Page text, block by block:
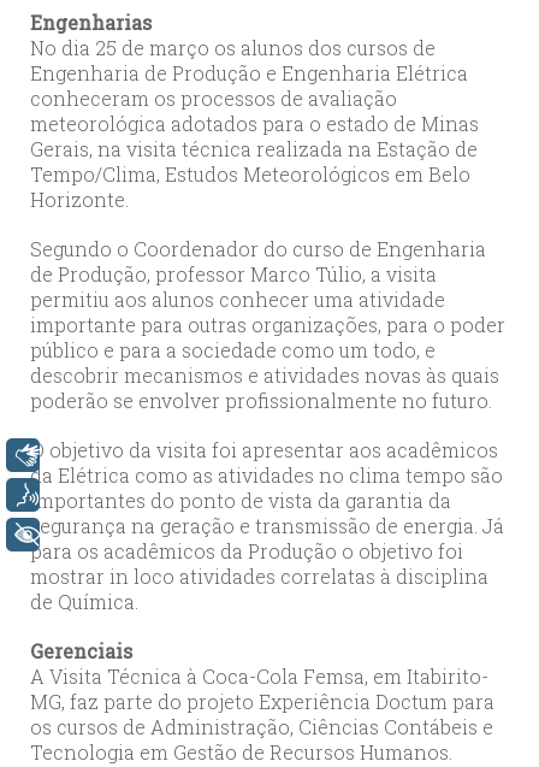
Engenharias
No dia 25 de março os alunos dos cursos de
Engenharia de Produção e Engenharia Elétrica
conheceram os processos de avaliação
meteorológica adotados para o estado de Minas
Gerais, na visita técnica realizada na Estação de
Tempo/Clima, Estudos Meteorológicos em Belo
Horizonte.
Segundo o Coordenador do curso de Engenharia
de Produção, professor Marco Túlio, a visita
permitiu aos alunos conhecer uma atividade
importante para outras organizações, para o poder
público e para a sociedade como um todo, e
descobrir mecanismos e atividades novas às quais
poderão se envolver profissionalmente no futuro.
O objetivo da visita foi apresentar aos acadêmicos
da Elétrica como as atividades no clima tempo são
importantes do ponto de vista da garantia da
segurança na geração e transmissão de energia. Já
para os acadêmicos da Produção o objetivo foi
mostrar in loco atividades correlatas à disciplina
de Química.
Gerenciais
A Visita Técnica à Coca-Cola Femsa, em Itabirito-
MG, faz parte do projeto Experiência Doctum para
os cursos de Administração, Ciências Contábeis e
Tecnologia em Gestão de Recursos Humanos.
Libras
Voz
+ Acessibilidade